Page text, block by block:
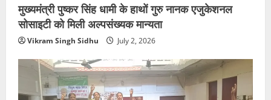
मुख्यमंत्री पुष्कर सिंह धामी के हाथों गुरु नानक एजुकेशनल
सोसाइटी को मिली अल्पसंख्यक मान्यता
Vikram Singh Sidhu July 2, 2026